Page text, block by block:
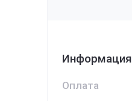
Информация
Оплата